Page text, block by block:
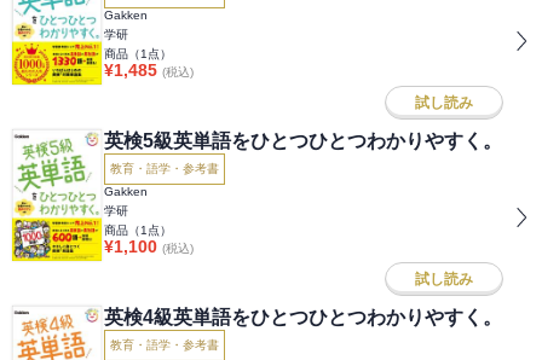
Gakken
学研
商品（1 点）
¥1,485 (税込)
試し読み
英検5級英単語をひとつひとつわかりやすく。
教育・語学・参考書
Gakken
学研
商品（1 点）
¥1,100 (税込)
試し読み
英検4級英単語をひとつひとつわかりやすく。
教育・語学・参考書